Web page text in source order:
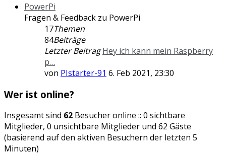
PowerPi
Fragen & Feedback zu PowerPi
17Themen
84Beiträge
Letzter Beitrag Hey ich kann mein Raspberry
p…
von PIstarter-91 6. Feb 2021, 23:30
Wer ist online?
Insgesamt sind 62 Besucher online :: 0 sichtbare
Mitglieder, 0 unsichtbare Mitglieder und 62 Gäste
(basierend auf den aktiven Besuchern der letzten 5
Minuten)